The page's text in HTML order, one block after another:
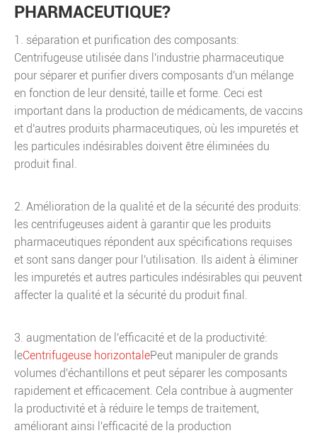
PHARMACEUTIQUE?
1. séparation et purification des composants:
Centrifugeuse utilisée dans l'industrie pharmaceutique
pour séparer et purifier divers composants d'un mélange
en fonction de leur densité, taille et forme. Ceci est
important dans la production de médicaments, de vaccins
et d'autres produits pharmaceutiques, où les impuretés et
les particules indésirables doivent être éliminées du
produit final.
2. Amélioration de la qualité et de la sécurité des produits:
les centrifugeuses aident à garantir que les produits
pharmaceutiques répondent aux spécifications requises
et sont sans danger pour l'utilisation. Ils aident à éliminer
les impuretés et autres particules indésirables qui peuvent
affecter la qualité et la sécurité du produit final.
3. augmentation de l'efficacité et de la productivité:
leCentrifugeuse horizontalePeut manipuler de grands
volumes d'échantillons et peut séparer les composants
rapidement et efficacement. Cela contribue à augmenter
la productivité et à réduire le temps de traitement,
améliorant ainsi l'efficacité de la production